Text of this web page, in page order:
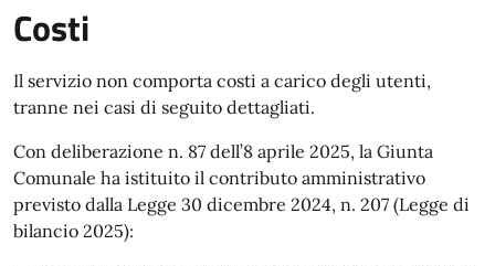
Costi
Il servizio non comporta costi a carico degli utenti,
tranne nei casi di seguito dettagliati.
Con deliberazione n. 87 dell’8 aprile 2025, la Giunta
Comunale ha istituito il contributo amministrativo
previsto dalla Legge 30 dicembre 2024, n. 207 (Legge di
bilancio 2025):